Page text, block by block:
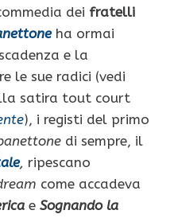
dei fratelli
ha ormai
e la
le sue radici (vedi
satira tout court
), i registi del primo
di sempre, il
, ripescano
come accadeva
e Sognando la